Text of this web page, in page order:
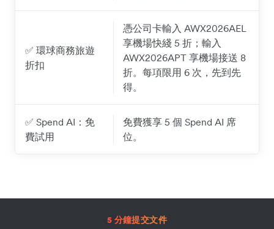
✅ 環球商務旅遊
折扣
憑公司卡輸入 AWX2026AEL
享機場快綫 5 折；輸入
AWX2026APT 享機場接送 8
折。每項限用 6 次，先到先
得。
✅ Spend AI：免
費試用
免費獲享 5 個 Spend AI 席
位。
5 分鐘提交文件